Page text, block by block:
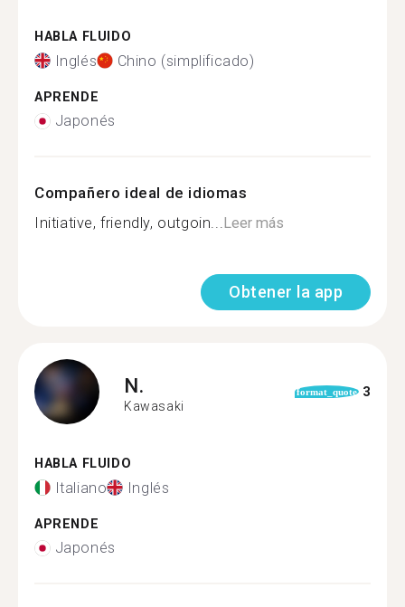
HABLA FLUIDO
Inglés Chino (simplificado)
APRENDE
Japonés
Compañero ideal de idiomas
Initiative, friendly, outgoin...Leer más
Obtener la app
N.
Kawasaki
format_quote 3
HABLA FLUIDO
Italiano Inglés
APRENDE
Japonés